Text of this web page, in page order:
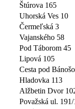
Štúrova 165
Uhorská Ves 10
Čermeľská 3
Vajanského 58
Pod Táborom 45
Lipová 105
Cesta pod
Hladovka 113
Alžbetin Dvor
Považská ul. 191/